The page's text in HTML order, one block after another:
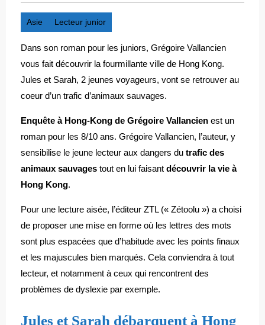
Asie Lecteur junior
Dans son roman pour les juniors, Grégoire Vallancien
vous fait découvrir la fourmillante ville de Hong Kong.
Jules et Sarah, 2 jeunes voyageurs, vont se retrouver au
coeur d’un trafic d’animaux sauvages.
Enquête à Hong-Kong de Grégoire Vallancien est un
roman pour les 8/10 ans. Grégoire Vallancien, l’auteur, y
sensibilise le jeune lecteur aux dangers du trafic des
animaux sauvages tout en lui faisant découvrir la vie à
Hong Kong.
Pour une lecture aisée, l’éditeur ZTL (« Zétoolu ») a choisi
de proposer une mise en forme où les lettres des mots
sont plus espacées que d’habitude avec les points finaux
et les majuscules bien marqués. Cela conviendra à tout
lecteur, et notamment à ceux qui rencontrent des
problèmes de dyslexie par exemple.
Jules et Sarah débarquent à Hong